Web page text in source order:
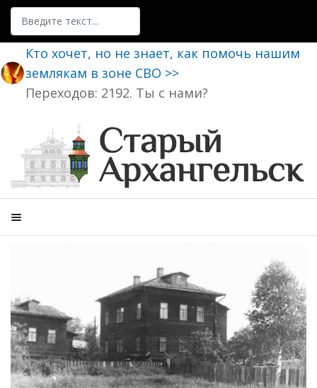
Поиск
Кто хочет, но не знает, как помочь нашим
землякам в зоне СВО >>
Переходов: 2192. Ты с нами?